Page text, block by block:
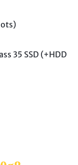
35 SSD (+HDD